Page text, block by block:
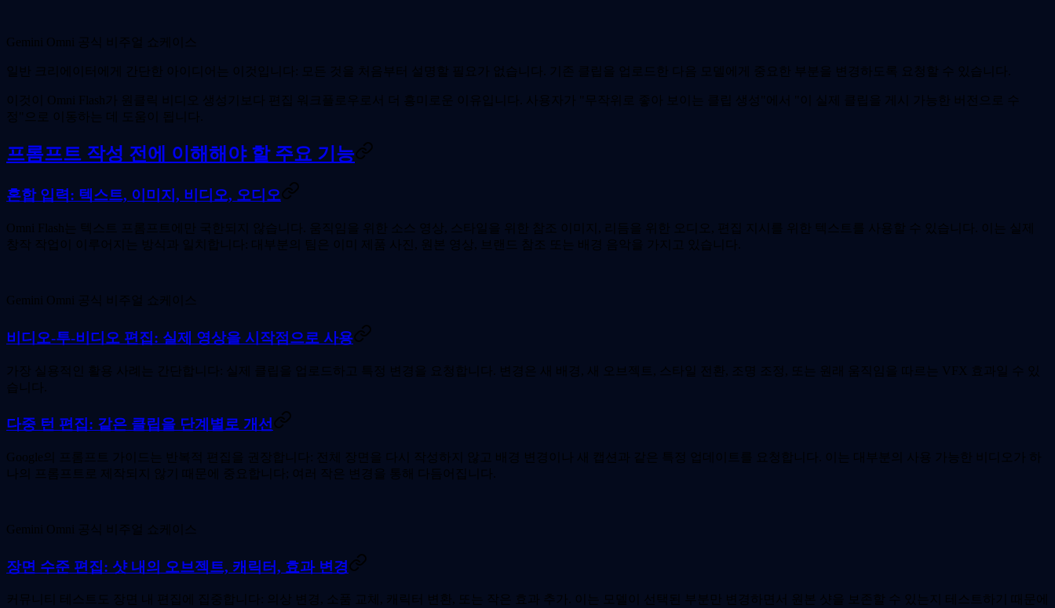
Gemini Omni 공식 비주얼 쇼케이스
일반 크리에이터에게 간단한 아이디어는 이것입니다: 모든 것을 처음부터 설명할 필요가 없습니다. 기존 클립을 업로드한 다음 모델에게 중요한 부분을 변경하도록 요청할 수 있습니다.
이것이 Omni Flash가 원클릭 비디오 생성기보다 편집 워크플로우로서 더 흥미로운 이유입니다. 사용자가 "무작위로 좋아 보이는 클립 생성"에서 "이 실제 클립을 게시 가능한 버전으로 수
정"으로 이동하는 데 도움이 됩니다.
프롬프트 작성 전에 이해해야 할 주요 기능
혼합 입력: 텍스트, 이미지, 비디오, 오디오
Omni Flash는 텍스트 프롬프트에만 국한되지 않습니다. 움직임을 위한 소스 영상, 스타일을 위한 참조 이미지, 리듬을 위한 오디오, 편집 지시를 위한 텍스트를 사용할 수 있습니다. 이는 실제
창작 작업이 이루어지는 방식과 일치합니다: 대부분의 팀은 이미 제품 사진, 원본 영상, 브랜드 참조 또는 배경 음악을 가지고 있습니다.
Gemini Omni 공식 비주얼 쇼케이스
비디오-투-비디오 편집: 실제 영상을 시작점으로 사용
가장 실용적인 활용 사례는 간단합니다: 실제 클립을 업로드하고 특정 변경을 요청합니다. 변경은 새 배경, 새 오브젝트, 스타일 전환, 조명 조정, 또는 원래 움직임을 따르는 VFX 효과일 수 있
습니다.
다중 턴 편집: 같은 클립을 단계별로 개선
Google의 프롬프트 가이드는 반복적 편집을 권장합니다: 전체 장면을 다시 작성하지 않고 배경 변경이나 새 캡션과 같은 특정 업데이트를 요청합니다. 이는 대부분의 사용 가능한 비디오가 하
나의 프롬프트로 제작되지 않기 때문에 중요합니다; 여러 작은 변경을 통해 다듬어집니다.
Gemini Omni 공식 비주얼 쇼케이스
장면 수준 편집: 샷 내의 오브젝트, 캐릭터, 효과 변경
커뮤니티 테스트도 장면 내 편집에 집중합니다: 의상 변경, 소품 교체, 캐릭터 변환, 또는 작은 효과 추가. 이는 모델이 선택된 부분만 변경하면서 원본 샷을 보존할 수 있는지 테스트하기 때문에